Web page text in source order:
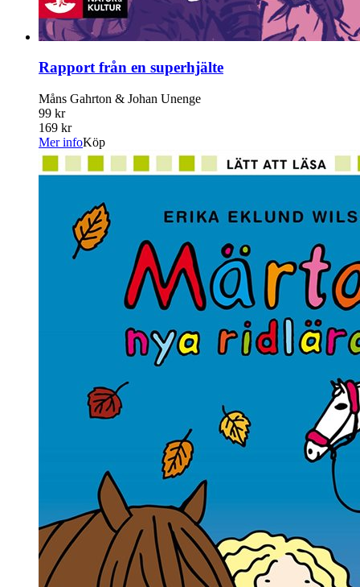
Rapport från en superhjälte
Måns Gahrton & Johan Unenge
99 kr
169 kr
Mer infoKöp